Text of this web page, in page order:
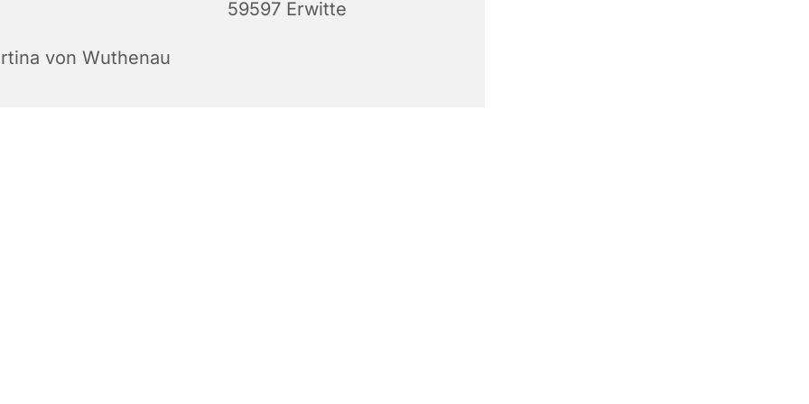
59597 Erwitte
von Wuthenau